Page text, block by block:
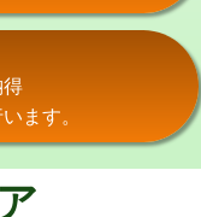
16,500円
3,300円
5,500円
得
ます。